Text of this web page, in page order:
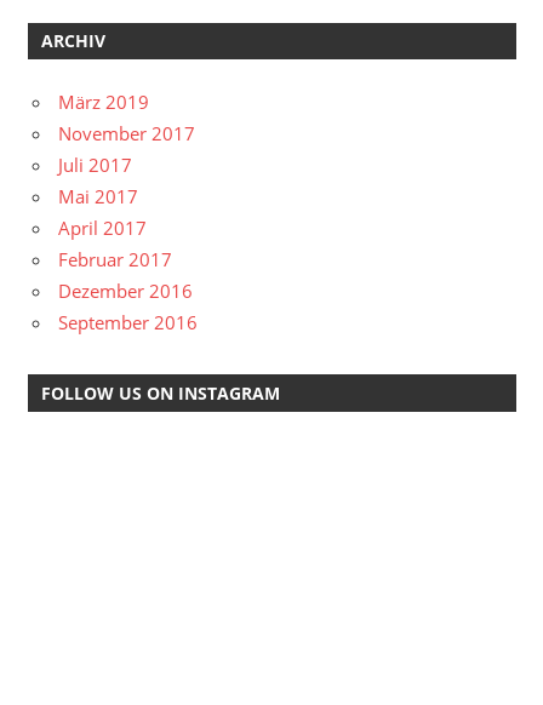
ARCHIV
März 2019
November 2017
Juli 2017
Mai 2017
April 2017
Februar 2017
Dezember 2016
September 2016
FOLLOW US ON INSTAGRAM